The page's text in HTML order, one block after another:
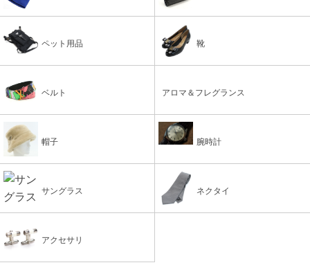
ペット用品 靴
ベルト アロマ＆フレグランス
帽子 腕時計
サングラス ネクタイ
アクセサリ